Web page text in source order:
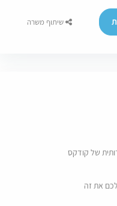
שיתוף משרה
של קודקס
את זה